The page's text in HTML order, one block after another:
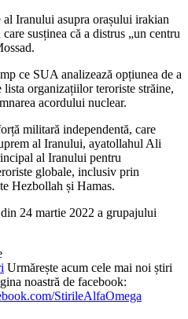
al Iranului asupra orașului irakian
susținea că a distrus „un centru
ce SUA analizează opțiunea de a
organizațiilor teroriste străine,
acordului nuclear.
militară independentă, care
al Iranului, ayatollahul Ali
al Iranului pentru
globale, inclusiv prin
Hezbollah și Hamas.
24 martie 2022 a grupajului
Urmărește acum cele mai noi știri
noastră de facebook:
StirileAlfaOmega